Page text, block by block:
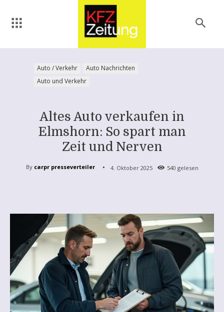
Auto / Verkehr
Auto Nachrichten
Auto und Verkehr
Altes Auto verkaufen in
Elmshorn: So spart man
Zeit und Nerven
By carpr presseverteiler 4. Oktober 2025 540 gelesen